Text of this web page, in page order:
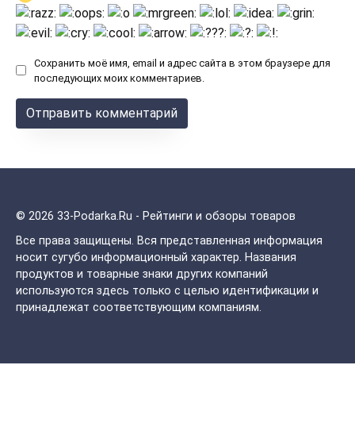
Сохранить моё имя, email и адрес сайта в этом браузере для
последующих моих комментариев.
© 2026 33-Podarka.Ru - Рейтинги и обзоры товаров
Все права защищены. Вся представленная информация
носит сугубо информационный характер. Названия
продуктов и товарные знаки других компаний
используются здесь только с целью идентификации и
принадлежат соответствующим компаниям.